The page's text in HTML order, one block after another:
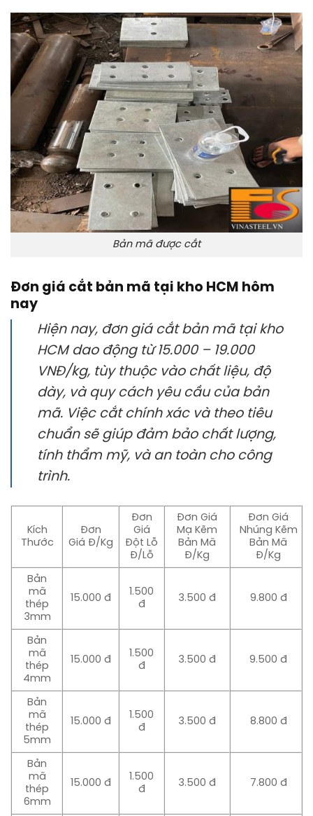
Bản mã được cắt
Đơn giá cắt bản mã tại kho HCM hôm
nay
Hiện nay, đơn giá cắt bản mã tại kho
HCM dao động từ 15.000 – 19.000
VNĐ/kg, tùy thuộc vào chất liệu, độ
dày, và quy cách yêu cầu của bản
mã. Việc cắt chính xác và theo tiêu
chuẩn sẽ giúp đảm bảo chất lượng,
tính thẩm mỹ, và an toàn cho công
trình.
Kích
Thước
Đơn
Giá Đ/Kg
Đơn
Giá
Đột Lỗ
Đ/Lỗ
Đơn Giá
Mạ Kẽm
Bản Mã
Đ/Kg
Đơn Giá
Nhúng Kẽm
Bản Mã
Đ/Kg
Bản
mã
thép
3mm
15.000 đ
1.500
đ
3.500 đ 9.800 đ
Bản
mã
thép
4mm
15.000 đ
1.500
đ
3.500 đ 9.500 đ
Bản
mã
thép
5mm
15.000 đ
1.500
đ
3.500 đ 8.800 đ
Bản
mã
thép
6mm
15.000 đ
1.500
đ
3.500 đ 7.800 đ